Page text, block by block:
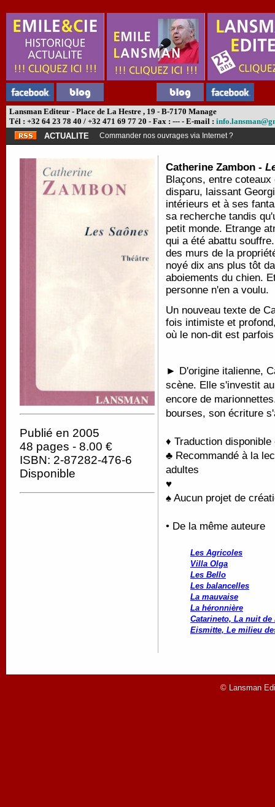
Lansman Editeur - Place de La Hestre , 19 - B-7170 Manage
Tél : +32 64 23 78 40 / +32 471 69 77 20 - Fax : --- - E-mail :
ACTUALITE
Commander nos ouvrages via Internet ?
Publié en 2005
48 pages - 8.00 €
ISBN: 2-87282-476-6
Disponible
Catherine Zambon -
Blaçons, entre
disparu, laissant
intérieurs et à ses
sa recherche tandis
petit monde. Etrange
qui a été abattu
des murs de la
noyé dix ans plus tôt
aboiements du chien.
personne n'en a voulu.
Un nouveau texte de
fois intimiste et
où le non-dit est
► D'origine italienne,
scène. Elle s'investit
encore de
bourses, son écriture
♦ Traduction
♣ Recommandé à la
adultes
♥
♠ Aucun projet de
• De la même auteure
Les Agricoles
Villa Olga
Les Bello
Les balancelles
La mauvaise
La héronnière
Catarineto, La nuit de
Eismitte, Le milieu
© Lansman